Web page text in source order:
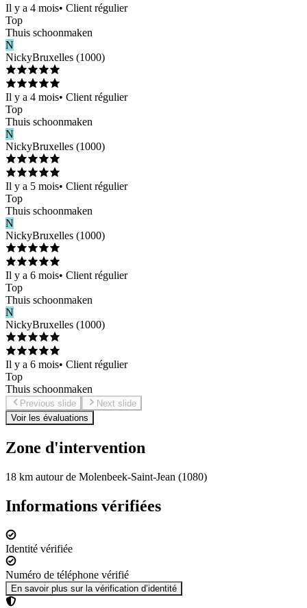
Il y a 4 mois• Client régulier
Top
Thuis schoonmaken
N
NickyBruxelles (1000)
Il y a 4 mois• Client régulier
Top
Thuis schoonmaken
N
NickyBruxelles (1000)
Il y a 5 mois• Client régulier
Top
Thuis schoonmaken
N
NickyBruxelles (1000)
Il y a 6 mois• Client régulier
Top
Thuis schoonmaken
N
NickyBruxelles (1000)
Il y a 6 mois• Client régulier
Top
Thuis schoonmaken
Previous slide
Next slide
Voir les évaluations
Zone d'intervention
18 km autour de Molenbeek-Saint-Jean (1080)
Informations vérifiées
Identité vérifiée
Numéro de téléphone vérifié
En savoir plus sur la vérification d’identité